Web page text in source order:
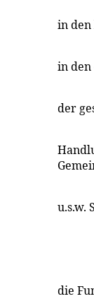
in den
in
der
u.s.w.
die